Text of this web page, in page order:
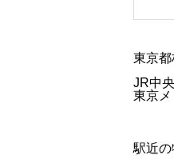
東京都
JR中
東京
駅近